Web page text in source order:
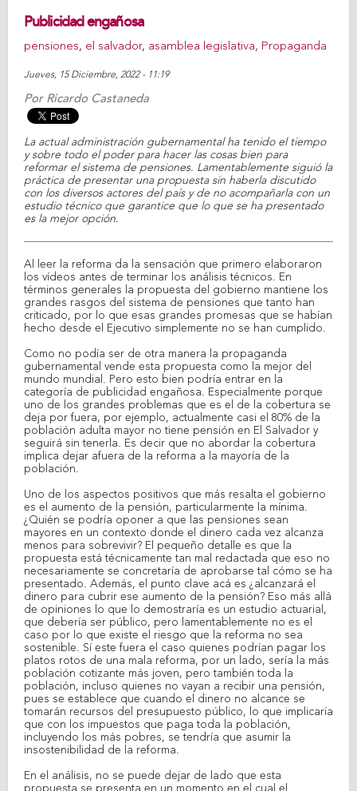
Publicidad engañosa
pensiones, el salvador, asamblea legislativa, Propaganda
Jueves, 15 Diciembre, 2022 - 11:19
Por Ricardo Castaneda
La actual administración gubernamental ha tenido el tiempo
y sobre todo el poder para hacer las cosas bien para
reformar el sistema de pensiones. Lamentablemente siguió la
práctica de presentar una propuesta sin haberla discutido
con los diversos actores del país y de no acompañarla con un
estudio técnico que garantice que lo que se ha presentado
es la mejor opción.
Al leer la reforma da la sensación que primero elaboraron
los vídeos antes de terminar los análisis técnicos. En
términos generales la propuesta del gobierno mantiene los
grandes rasgos del sistema de pensiones que tanto han
criticado, por lo que esas grandes promesas que se habían
hecho desde el Ejecutivo simplemente no se han cumplido.
Como no podía ser de otra manera la propaganda
gubernamental vende esta propuesta como la mejor del
mundo mundial. Pero esto bien podría entrar en la
categoría de publicidad engañosa. Especialmente porque
uno de los grandes problemas que es el de la cobertura se
deja por fuera, por ejemplo, actualmente casi el 80% de la
población adulta mayor no tiene pensión en El Salvador y
seguirá sin tenerla. Es decir que no abordar la cobertura
implica dejar afuera de la reforma a la mayoría de la
población.
Uno de los aspectos positivos que más resalta el gobierno
es el aumento de la pensión, particularmente la mínima.
¿Quién se podría oponer a que las pensiones sean
mayores en un contexto donde el dinero cada vez alcanza
menos para sobrevivir? El pequeño detalle es que la
propuesta está técnicamente tan mal redactada que eso no
necesariamente se concretaría de aprobarse tal cómo se ha
presentado. Además, el punto clave acá es ¿alcanzará el
dinero para cubrir ese aumento de la pensión? Eso más allá
de opiniones lo que lo demostraría es un estudio actuarial,
que debería ser público, pero lamentablemente no es el
caso por lo que existe el riesgo que la reforma no sea
sostenible. Sí este fuera el caso quienes podrían pagar los
platos rotos de una mala reforma, por un lado, sería la más
población cotizante más joven, pero también toda la
población, incluso quienes no vayan a recibir una pensión,
pues se establece que cuando el dinero no alcance se
tomarán recursos del presupuesto público, lo que implicaría
que con los impuestos que paga toda la población,
incluyendo los más pobres, se tendría que asumir la
insostenibilidad de la reforma.
En el análisis, no se puede dejar de lado que esta
propuesta se presenta en un momento en el cual el